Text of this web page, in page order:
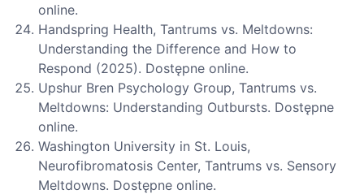
online.
Handspring Health, Tantrums vs. Meltdowns:
Understanding the Difference and How to
Respond (2025). Dostępne online.
Upshur Bren Psychology Group, Tantrums vs.
Meltdowns: Understanding Outbursts. Dostępne
online.
Washington University in St. Louis,
Neurofibromatosis Center, Tantrums vs. Sensory
Meltdowns. Dostępne online.